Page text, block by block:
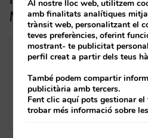
Mirai
Al nostre lloc web, utilitzem
amb finalitats analítiques
trànsit web, personalitzant el
teves preferències, oferint
mostrant- te publicitat
perfil creat a partir dels teus
També podem compartir
publicitària amb tercers.
Fent clic aquí pots gestionar
trobar més informació sobre